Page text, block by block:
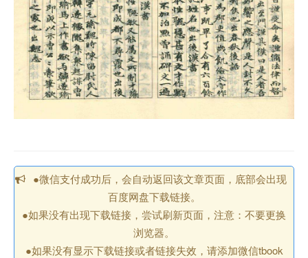
●微信支付成功后，会自动返回该文章页面，底部会出现
百度网盘下载链接。
●如果没有出现下载链接，尝试刷新页面，注意：不要更换
浏览器。
●如果没有显示下载链接或者链接失效，请添加微信tbook